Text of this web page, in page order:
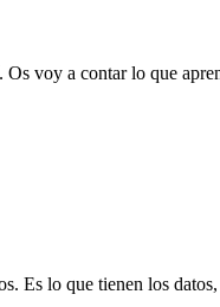
voy a contar lo que
Es lo que tienen los